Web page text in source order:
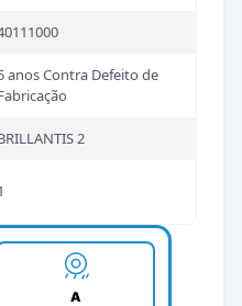
anos Contra Defeito de
2
A